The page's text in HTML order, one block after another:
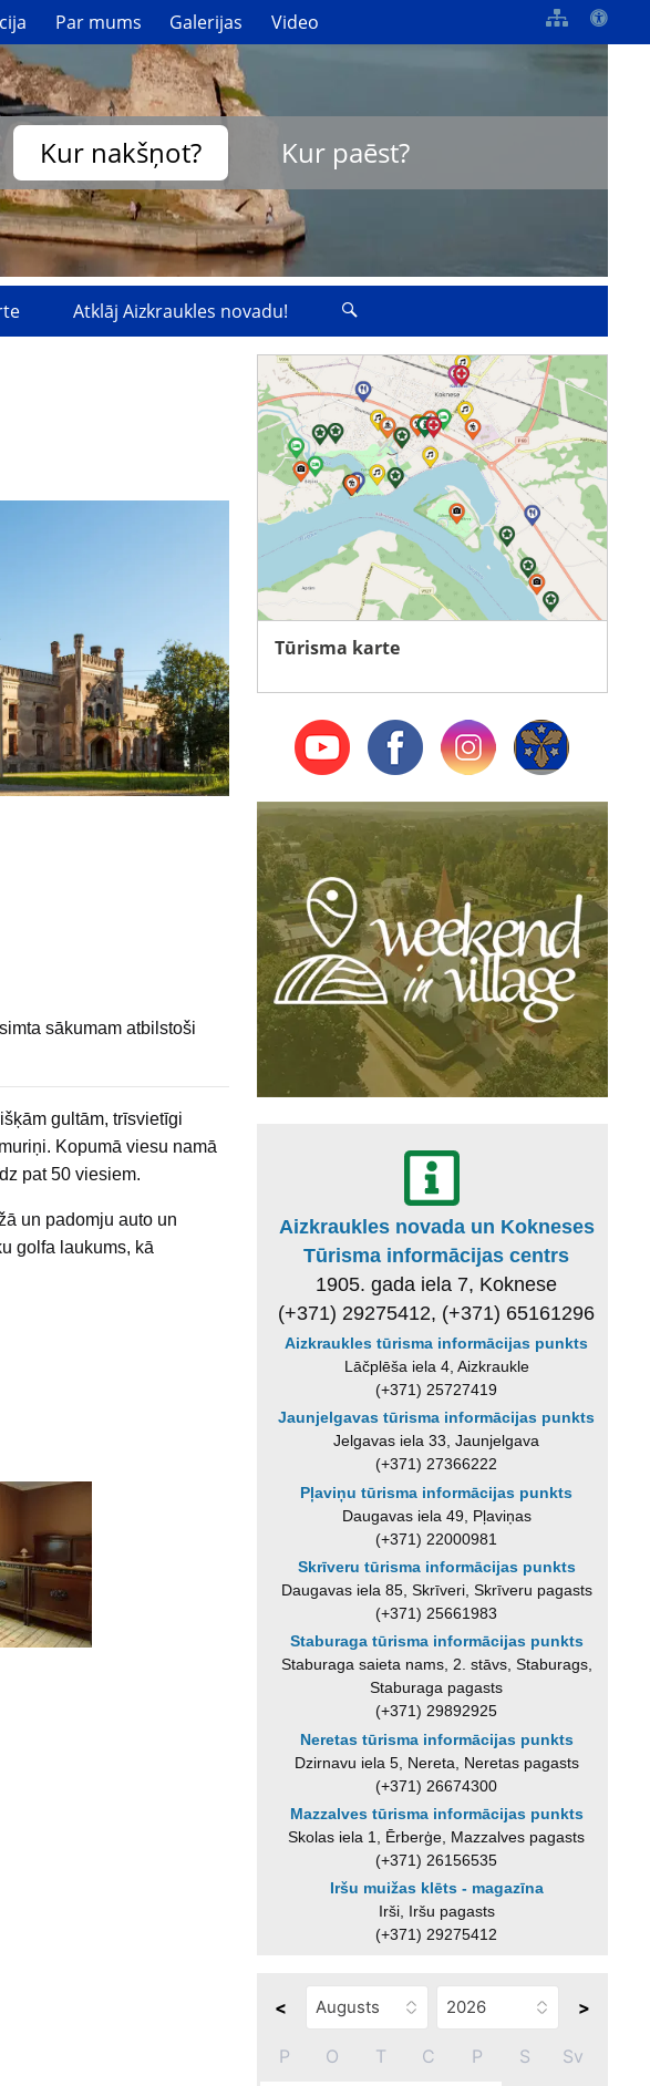
Par mums Galerijas Video
Kur nakšņot? Kur paēst?
Atklāj Aizkraukles novadu!
sākumam atbilstoši
gultām, trīsvietīgi
Kopumā viesu namā
pat 50 viesiem.
un padomju auto un
golfa laukums, kā
Tūrisma karte
Aizkraukles novada un Kokneses
Tūrisma informācijas centrs
1905. gada iela 7, Koknese
(+371) 29275412, (+371) 65161296
Aizkraukles tūrisma informācijas punkts
Lāčplēša iela 4, Aizkraukle
(+371) 25727419
Jaunjelgavas tūrisma informācijas punkts
Jelgavas iela 33, Jaunjelgava
(+371) 27366222
Pļaviņu tūrisma informācijas punkts
Daugavas iela 49, Pļaviņas
(+371) 22000981
Skrīveru tūrisma informācijas punkts
Daugavas iela 85, Skrīveri, Skrīveru pagasts
(+371) 25661983
Staburaga tūrisma informācijas punkts
Staburaga saieta nams, 2. stāvs, Staburags,
Staburaga pagasts
(+371) 29892925
Neretas tūrisma informācijas punkts
Dzirnavu iela 5, Nereta, Neretas pagasts
(+371) 26674300
Mazzalves tūrisma informācijas punkts
Skolas iela 1, Ērberģe, Mazzalves pagasts
(+371) 26156535
Iršu muižas klēts - magazīna
Irši, Iršu pagasts
(+371) 29275412
< >
P O T C P S Sv